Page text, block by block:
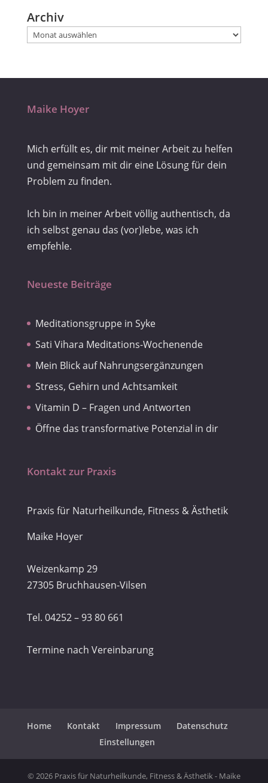
Archiv
Maike Hoyer
Mich erfüllt es, dir mit meiner Arbeit zu helfen
und gemeinsam mit dir eine Lösung für dein
Problem zu finden.
Ich bin in meiner Arbeit völlig authentisch, da
ich selbst genau das (vor)lebe, was ich
empfehle.
Neueste Beiträge
Meditationsgruppe in Syke
Sati Vihara Meditations-Wochenende
Mein Blick auf Nahrungsergänzungen
Stress, Gehirn und Achtsamkeit
Vitamin D – Fragen und Antworten
Öffne das transformative Potenzial in dir
Kontakt zur Praxis
Praxis für Naturheilkunde, Fitness & Ästhetik
Maike Hoyer
Weizenkamp 29
27305 Bruchhausen-Vilsen
Tel. 04252 – 93 80 661
Termine nach Vereinbarung
Home Kontakt Impressum
Datenschutz
Einstellungen
© 2026 Praxis für Naturheilkunde, Fitness & Ästhetik - Maike